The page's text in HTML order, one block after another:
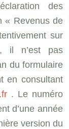
des
« Revenus de
sur
il n’est pas
du formulaire
en consultant
. Le numéro
d’une année
version du